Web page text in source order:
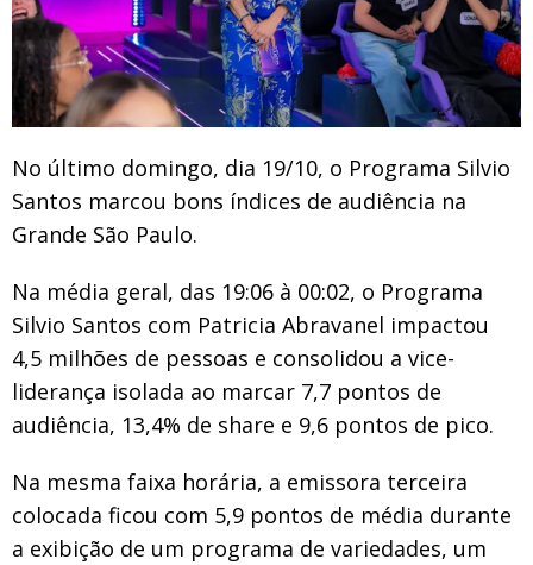
No último domingo, dia 19/10, o Programa Silvio
Santos marcou bons índices de audiência na
Grande São Paulo.
Na média geral, das 19:06 à 00:02, o Programa
Silvio Santos com Patricia Abravanel impactou
4,5 milhões de pessoas e consolidou a vice-
liderança isolada ao marcar 7,7 pontos de
audiência, 13,4% de share e 9,6 pontos de pico.
Na mesma faixa horária, a emissora terceira
colocada ficou com 5,9 pontos de média durante
a exibição de um programa de variedades, um